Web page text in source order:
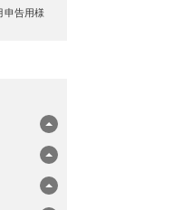
申告用様